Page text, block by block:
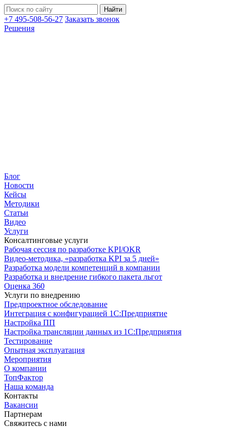
+7 495-508-56-27 Заказать звонок
Решения
Блог
Новости
Кейсы
Методики
Статьи
Видео
Услуги
Консалтинговые услуги
Рабочая сессия по разработке KPI/OKR
Видео-методика, «разработка KPI за 5 дней»
Разработка модели компетенций в компании
Разработка и внедрение гибкого пакета льгот
Оценка 360
Услуги по внедрению
Предпроектное обследование
Интеграция с конфигурацией 1С:Предприятие
Настройка ПП
Настройка трансляции данных из 1С:Предприятия
Тестирование
Опытная эксплуатация
Мероприятия
О компании
ТопФактор
Наша команда
Контакты
Вакансии
Партнерам
Свяжитесь с нами